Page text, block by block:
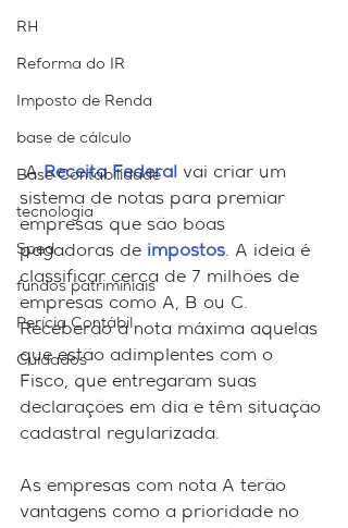
RH
Reforma do IR
Imposto de Renda
base de cálculo
Base Contabilidade
tecnologia
Sped
fundos patriminiais
Perícia Contábil
Cuidados
A Receita Federal vai criar um
sistema de notas para premiar
empresas que são boas
pagadoras de impostos. A ideia é
classificar cerca de 7 milhões de
empresas como A, B ou C.
Receberão a nota máxima aquelas
que estão adimplentes com o
Fisco, que entregaram suas
declarações em dia e têm situação
cadastral regularizada.
As empresas com nota A terão
vantagens como a prioridade no